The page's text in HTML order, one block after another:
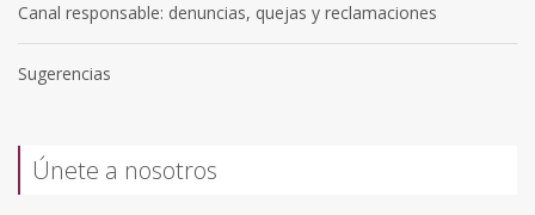
Canal responsable: denuncias, quejas y reclamaciones
Sugerencias
Únete a nosotros